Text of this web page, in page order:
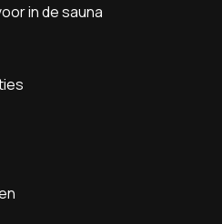
in de sauna